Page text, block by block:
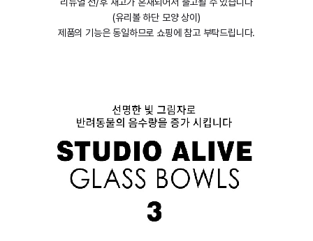
(유리볼 하단 모양 상이)
제품의 기능은 동일하므로 쇼핑에 참고 부탁드립니다.